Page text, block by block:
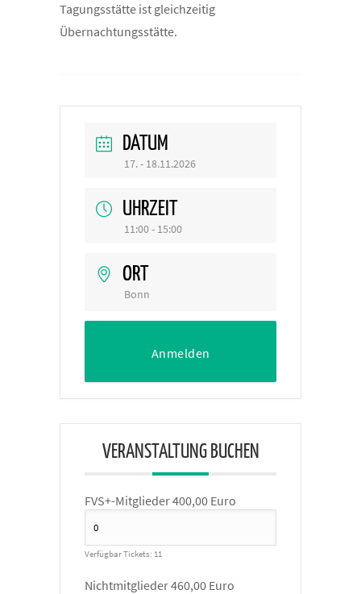
Tagungsstätte ist gleichzeitig
Übernachtungsstätte.
DATUM
17. - 18.11.2026
UHRZEIT
11:00 - 15:00
ORT
Bonn
Anmelden
VERANSTALTUNG BUCHEN
FVS+-Mitglieder 400,00 Euro
Verfügbar Tickets: 11
Nichtmitglieder 460,00 Euro